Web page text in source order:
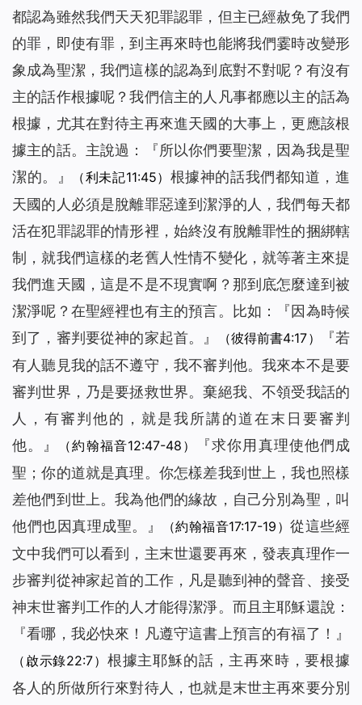
都認為雖然我們天天犯罪認罪，但主已經赦免了我們
的罪，即使有罪，到主再來時也能將我們霎時改變形
象成為聖潔，我們這樣的認為到底對不對呢？有沒有
主的話作根據呢？我們信主的人凡事都應以主的話為
根據，尤其在對待主再來進天國的大事上，更應該根
據主的話。主說過：『所以你們要聖潔，因為我是聖
潔的。
』 （利未記11:45） 根據神的話我們都知道，進
天國的人必須是脫離罪惡達到潔淨的人，我們每天都
活在犯罪認罪的情形裡，始終沒有脫離罪性的捆綁轄
制，就我們這樣的老舊人性情不變化，就等著主來提
我們進天國，這是不是不現實啊？ 那到底怎麼達到被
潔淨呢？在聖經裡也有主的預言。比如：『 因為時候
到了，審判要從神的家起首。
』 （彼得前書4:17） 『若
有人聽見我的話不遵守，我不審判他。我來本不是要
審判世界，乃是要拯救世界。棄絕我、不領受我話的
人，有審判他的，就是我所講的道在末日要審判
他。
』 （約翰福音12:47-48） 『求你用真理使他們成
聖；你的道就是真理。你怎樣差我到世上，我也照樣
差他們到世上。我為他們的緣故，自己分別為聖，叫
他們也因真理成聖。
』 （約翰福音17:17-19）從這些經
文中我們可以看到，主末世還要再來，發表真理作一
步審判從神家起首的工作，凡是聽到神的聲音、接受
神末世審判工作的人才能得潔淨。而且主耶穌還說：
『看哪，我必快來！凡遵守這書上預言的有福了！ 』
（啟示錄22:7） 根據主耶穌的話，主再來時，要根據
各人的所做所行來對待人，也就是末世主再來要分別